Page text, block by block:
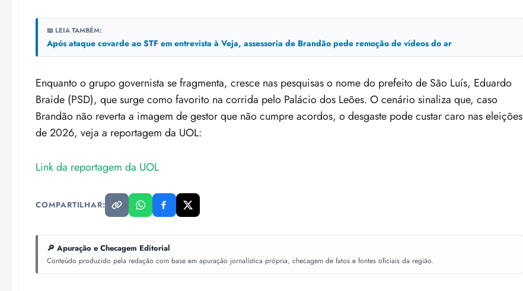
📖 LEIA TAMBÉM:
Após ataque covarde ao STF em entrevista à Veja, assessoria de Brandão pede remoção de vídeos do ar
Enquanto o grupo governista se fragmenta, cresce nas pesquisas o nome do prefeito de São Luís, Eduardo
Braide (PSD), que surge como favorito na corrida pelo Palácio dos Leões. O cenário sinaliza que, caso
Brandão não reverta a imagem de gestor que não cumpre acordos, o desgaste pode custar caro nas eleições
de 2026, veja a reportagem da UOL:
Link da reportagem da UOL
COMPARTILHAR:
🔎 Apuração e Checagem Editorial
Conteúdo produzido pela redação com base em apuração jornalística própria, checagem de fatos e fontes oficiais da região.